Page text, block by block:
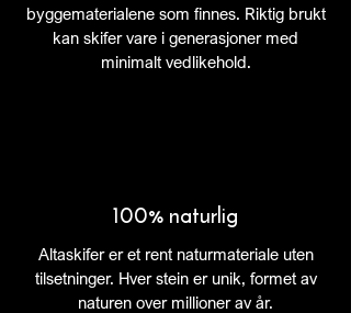
byggematerialene som finnes. Riktig brukt
kan skifer vare i generasjoner med
minimalt vedlikehold.
100% naturlig
Altaskifer er et rent naturmateriale uten
tilsetninger. Hver stein er unik, formet av
naturen over millioner av år.